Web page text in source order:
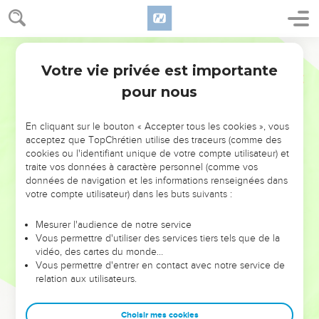
NE MANQUEZ PAS L’ÉVÉNEMENT
DE L’ANNÉE !
ET SI LEURS ERREURS POUVAIENT VOUS ÉVITER LES
VOTRES ?
leur foi ou leur vision. Mais on voit moins les doutes, les erreurs
et les saisons difficiles qu'ils ont traversés, alors même que ce
sont elles qui les ont façonnés.
Dans cette conférence, leaders, entrepreneurs, et responsables
clés pour avancer avec plus de sagesse afin que leurs erreurs
Votre vie privée est importante
pour nous
En cliquant sur le bouton « Accepter tous les cookies », vous
acceptez que TopChrétien utilise des traceurs (comme des
cookies ou l'identifiant unique de votre compte utilisateur) et
traite vos données à caractère personnel (comme vos
données de navigation et les informations renseignées dans
votre compte utilisateur) dans les buts suivants :
Mesurer l'audience de notre service
Vous permettre d'utiliser des services tiers tels que de la
vidéo, des cartes du monde…
Vous permettre d'entrer en contact avec notre service de
relation aux utilisateurs.
Choisir mes cookies